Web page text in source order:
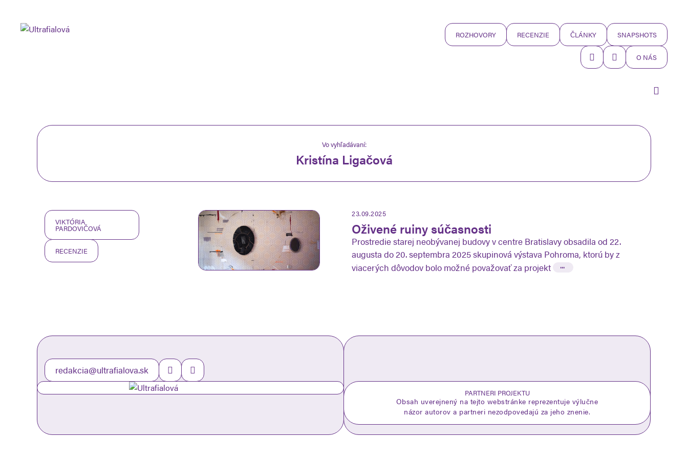
ROZHOVORY RECENZIE ČLÁNKY SNAPSHOTS
O NÁS
Vo vyhľadávaní:
Kristína Ligačová
VIKTÓRIA
PARDOVIČOVÁ
RECENZIE
23.09.2025
Oživené ruiny súčasnosti
Prostredie starej neobývanej budovy v centre Bratislavy obsadila od 22.
augusta do 20. septembra 2025 skupinová výstava Pohroma, ktorú by z
viacerých dôvodov bolo možné považovať za projekt
...
redakcia@ultrafialova.sk
PARTNERI PROJEKTU
Obsah uverejnený na tejto webstránke reprezentuje výlučne
názor autorov a partneri nezodpovedajú za jeho znenie.